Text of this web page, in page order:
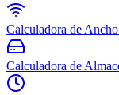
Calculadora de
Calculadora de